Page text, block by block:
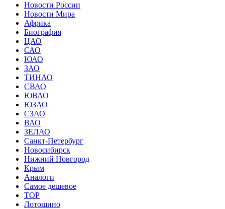
Новости России
Новости Мира
Африка
Биография
ЦАО
САО
ЮАО
ЗАО
ТИНАО
СВАО
ЮВАО
ЮЗАО
СЗАО
ВАО
ЗЕЛАО
Санкт-Петербург
Новосибирск
Нижний Новгород
Крым
Аналоги
Самое дешевое
TOP
Лотошино